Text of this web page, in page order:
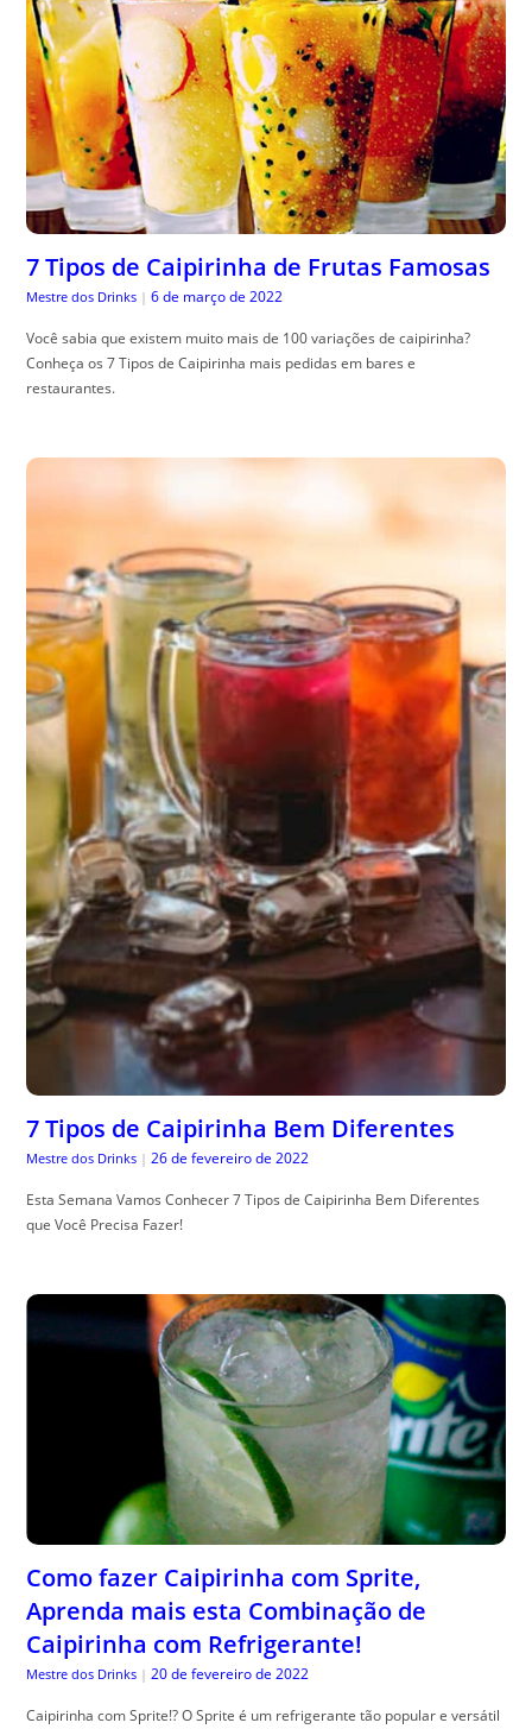
7 Tipos de Caipirinha de Frutas Famosas
Mestre dos Drinks | 6 de março de 2022
Você sabia que existem muito mais de 100 variações de caipirinha?
Conheça os 7 Tipos de Caipirinha mais pedidas em bares e
restaurantes.
7 Tipos de Caipirinha Bem Diferentes
Mestre dos Drinks | 26 de fevereiro de 2022
Esta Semana Vamos Conhecer 7 Tipos de Caipirinha Bem Diferentes
que Você Precisa Fazer!
Como fazer Caipirinha com Sprite,
Aprenda mais esta Combinação de
Caipirinha com Refrigerante!
Mestre dos Drinks | 20 de fevereiro de 2022
Caipirinha com Sprite!? O Sprite é um refrigerante tão popular e versátil